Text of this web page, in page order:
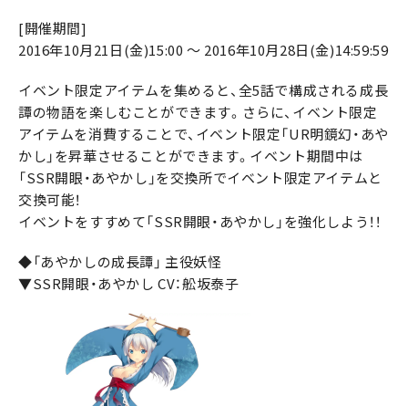
[開催期間]
2016年10月21日(金)15:00 ～ 2016年10月28日(金)14:59:59
イベント限定アイテムを集めると、全5話で構成される成長
譚の物語を楽しむことができます。さらに、イベント限定
アイテムを消費することで、イベント限定「UR明鏡幻・あや
かし」を昇華させることができます。イベント期間中は
「SSR開眼・あやかし」を交換所でイベント限定アイテムと
交換可能！
イベントをすすめて「SSR開眼・あやかし」を強化しよう！！
◆「あやかしの成長譚」 主役妖怪
▼SSR開眼・あやかし CV：舩坂泰子